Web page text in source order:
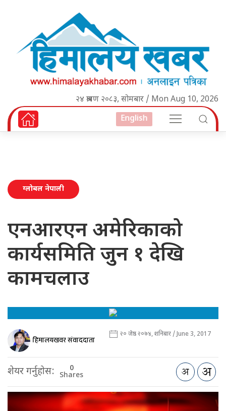
२४ श्रावण २०८३, सोमबार / Mon Aug 10, 2026
English
ग्लोबल नेपाली
एनआरएन अमेरिकाको
कार्यसमिति जुन १ देखि
कामचलाउ
हिमालयखवर संवाददाता २० जेष्ठ २०७४, शनिबार / June 3, 2017
शेयर गर्नुहोस: 0
Shares